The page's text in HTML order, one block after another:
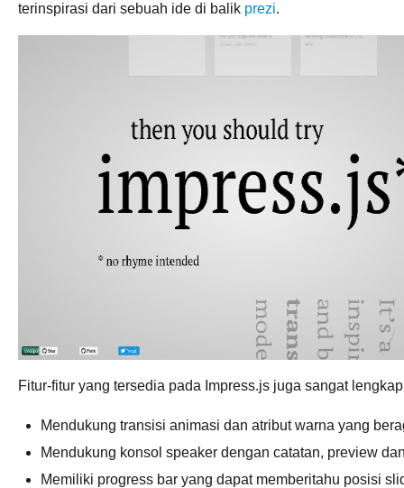
terinspirasi dari sebuah ide di balik prezi.
Fitur-fitur yang tersedia pada Impress.js juga sangat
Mendukung transisi animasi dan atribut warna yang
Mendukung konsol speaker dengan catatan, preview
Memiliki progress bar yang dapat memberitahu posisi